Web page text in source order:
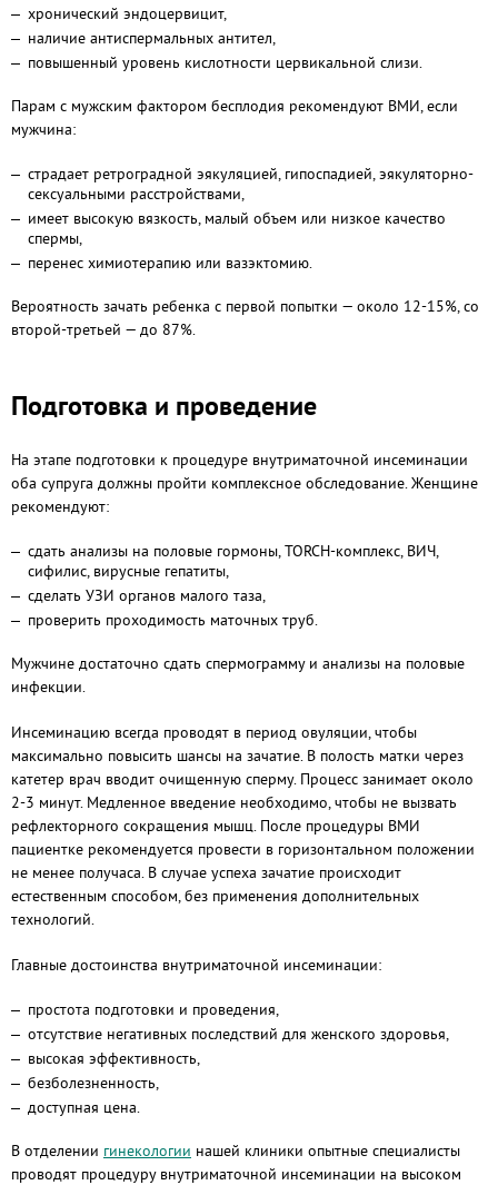
хронический эндоцервицит,
наличие антиспермальных антител,
повышенный уровень кислотности цервикальной слизи.
Парам с мужским фактором бесплодия рекомендуют ВМИ, если
мужчина:
страдает ретроградной эякуляцией, гипоспадией, эякуляторно-
сексуальными расстройствами,
имеет высокую вязкость, малый объем или низкое качество
спермы,
перенес химиотерапию или вазэктомию.
Вероятность зачать ребенка с первой попытки — около 12-15%, со
второй-третьей — до 87%.
Подготовка и проведение
На этапе подготовки к процедуре внутриматочной инсеминации
оба супруга должны пройти комплексное обследование. Женщине
рекомендуют:
сдать анализы на половые гормоны, TORCH-комплекс, ВИЧ,
сифилис, вирусные гепатиты,
сделать УЗИ органов малого таза,
проверить проходимость маточных труб.
Мужчине достаточно сдать спермограмму и анализы на половые
инфекции.
Инсеминацию всегда проводят в период овуляции, чтобы
максимально повысить шансы на зачатие. В полость матки через
катетер врач вводит очищенную сперму. Процесс занимает около
2-3 минут. Медленное введение необходимо, чтобы не вызвать
рефлекторного сокращения мышц. После процедуры ВМИ
пациентке рекомендуется провести в горизонтальном положении
не менее получаса. В случае успеха зачатие происходит
естественным способом, без применения дополнительных
технологий.
Главные достоинства внутриматочной инсеминации:
простота подготовки и проведения,
отсутствие негативных последствий для женского здоровья,
высокая эффективность,
безболезненность,
доступная цена.
В отделении гинекологии нашей клиники опытные специалисты
проводят процедуру внутриматочной инсеминации на высоком